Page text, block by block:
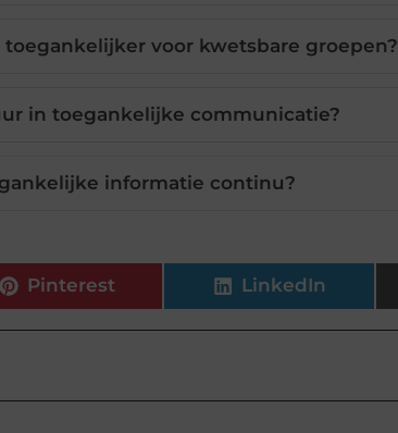
voor kwetsbare groepen?
in toegankelijke communicatie?
informatie continu?
Pinterest LinkedIn